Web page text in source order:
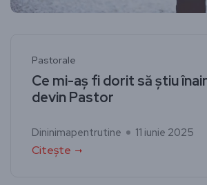
Pastorale
Ce mi-aș fi dorit să știu
devin Pastor
Dininimapentrutine 11 iunie 2025
Citește